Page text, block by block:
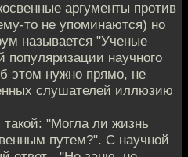
аргументы против
то не упоминаются) но
называется "Ученые
научного
этом нужно прямо, не
слушателей иллюзию
"Могла ли жизнь
путем?". С научной